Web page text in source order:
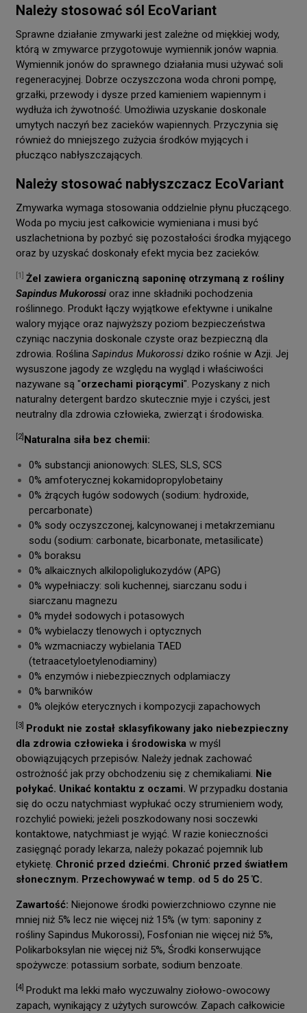
Należy stosować sól EcoVariant
Sprawne działanie zmywarki jest zależne od miękkiej wody,
którą w zmywarce przygotowuje wymiennik jonów wapnia.
Wymiennik jonów do sprawnego działania musi używać soli
regeneracyjnej. Dobrze oczyszczona woda chroni pompę,
grzałki, przewody i dysze przed kamieniem wapiennym i
wydłuża ich żywotność. Umożliwia uzyskanie doskonale
umytych naczyń bez zacieków wapiennych. Przyczynia się
również do mniejszego zużycia środków myjących i
płucząco nabłyszczających.
Należy stosować nabłyszczacz EcoVariant
Zmywarka wymaga stosowania oddzielnie płynu płuczącego.
Woda po myciu jest całkowicie wymieniana i musi być
uszlachetniona by pozbyć się pozostałości środka myjącego
oraz by uzyskać doskonały efekt mycia bez zacieków.
[1] Żel zawiera organiczną saponinę otrzymaną z rośliny
Sapindus Mukorossioraz inne składniki pochodzenia
roślinnego. Produkt łączy wyjątkowe efektywne i unikalne
walory myjące oraz najwyższy poziom bezpieczeństwa
czyniąc naczynia doskonale czyste oraz bezpieczną dla
zdrowia. Roślina Sapindus Mukorossidziko rośnie w Azji. Jej
wysuszone jagody ze względu na wygląd i właściwości
nazywane są "orzechami piorącymi". Pozyskany z nich
naturalny detergent bardzo skutecznie myje i czyści, jest
neutralny dla zdrowia człowieka, zwierząt i środowiska.
[2] Naturalna siła bez chemii:
0% substancji anionowych: SLES, SLS, SCS
0% amfoterycznej kokamidopropylobetainy
0% żrących ługów sodowych (sodium: hydroxide,
percarbonate)
0% sody oczyszczonej, kalcynowanej i metakrzemianu
sodu (sodium: carbonate, bicarbonate, metasilicate)
0% boraksu
0% alkaicznych alkilopoliglukozydów (APG)
0% wypełniaczy: soli kuchennej, siarczanu sodu i
siarczanu magnezu
0% mydeł sodowych i potasowych
0% wybielaczy tlenowych i optycznych
0% wzmacniaczy wybielania TAED
(tetraacetyloetylenodiaminy)
0% enzymów i niebezpiecznych odplamiaczy
0% barwników
0% olejków eterycznych i kompozycji zapachowych
[3] Produkt nie został sklasyfikowany jako niebezpieczny
dla zdrowia człowieka i środowiskaw myśl
obowiązujących przepisów. Należy jednak zachować
ostrożność jak przy obchodzeniu się z chemikaliami. Nie
połykać. Unikać kontaktu z oczami. W przypadku dostania
się do oczu natychmiast wypłukać oczy strumieniem wody,
rozchylić powieki; jeżeli poszkodowany nosi soczewki
kontaktowe, natychmiast je wyjąć. W razie konieczności
zasięgnąć porady lekarza, należy pokazać pojemnik lub
etykietę. Chronić przed dziećmi. Chronić przed światłem
słonecznym. Przechowywać w temp. od 5 do 25 ̊C.
Zawartość: Niejonowe środki powierzchniowo czynne nie
mniej niż 5% lecz nie więcej niż 15% (w tym: saponiny z
rośliny Sapindus Mukorossi), Fosfonian nie więcej niż 5%,
Polikarboksylan nie więcej niż 5%, Środki konserwujące
spożywcze: potassium sorbate, sodium benzoate.
[4] Produkt ma lekki mało wyczuwalny ziołowo-owocowy
zapach, wynikający z użytych surowców. Zapach całkowicie